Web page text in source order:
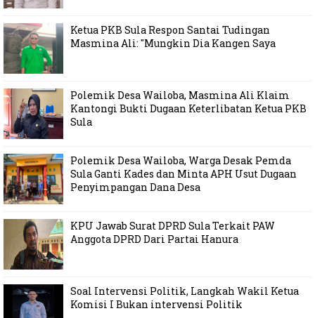
Ketua PKB Sula Respon Santai Tudingan
Masmina Ali: "Mungkin Dia Kangen Saya
Polemik Desa Wailoba, Masmina Ali Klaim
Kantongi Bukti Dugaan Keterlibatan Ketua PKB
Sula
Polemik Desa Wailoba, Warga Desak Pemda
Sula Ganti Kades dan Minta APH Usut Dugaan
Penyimpangan Dana Desa
KPU Jawab Surat DPRD Sula Terkait PAW
Anggota DPRD Dari Partai Hanura
Soal Intervensi Politik, Langkah Wakil Ketua
Komisi I Bukan intervensi Politik